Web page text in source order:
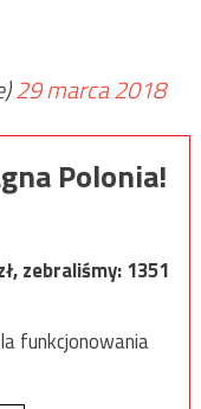
29 marca 2018
Polonia!
zebraliśmy:1351
funkcjonowania